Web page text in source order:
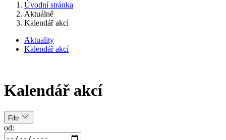
Úvodní stránka
Aktuálně
Kalendář akcí
Aktuality
Kalendář akcí
Kalendář akcí
Filtr
od: